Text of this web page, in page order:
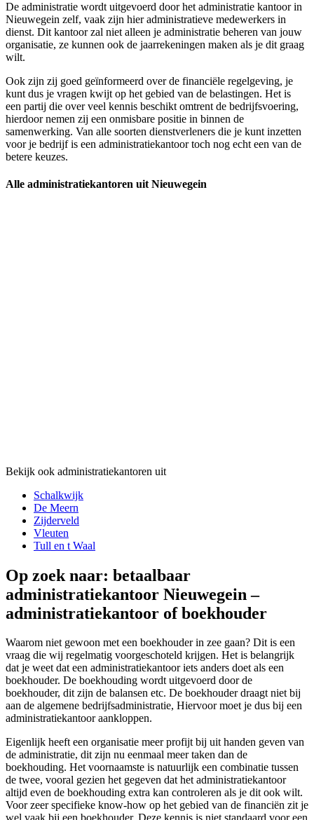
De administratie wordt uitgevoerd door het administratie kantoor in
Nieuwegein zelf, vaak zijn hier administratieve medewerkers in
dienst. Dit kantoor zal niet alleen je administratie beheren van jouw
organisatie, ze kunnen ook de jaarrekeningen maken als je dit graag
wilt.
Ook zijn zij goed geïnformeerd over de financiële regelgeving, je
kunt dus je vragen kwijt op het gebied van de belastingen. Het is
een partij die over veel kennis beschikt omtrent de bedrijfsvoering,
hierdoor nemen zij een onmisbare positie in binnen de
samenwerking. Van alle soorten dienstverleners die je kunt inzetten
voor je bedrijf is een administratiekantoor toch nog echt een van de
betere keuzes.
Alle administratiekantoren uit Nieuwegein
Bekijk ook administratiekantoren uit
Schalkwijk
De Meern
Zijderveld
Vleuten
Tull en t Waal
Op zoek naar: betaalbaar
administratiekantoor Nieuwegein –
administratiekantoor of boekhouder
Waarom niet gewoon met een boekhouder in zee gaan? Dit is een
vraag die wij regelmatig voorgeschoteld krijgen. Het is belangrijk
dat je weet dat een administratiekantoor iets anders doet als een
boekhouder. De boekhouding wordt uitgevoerd door de
boekhouder, dit zijn de balansen etc. De boekhouder draagt niet bij
aan de algemene bedrijfsadministratie, Hiervoor moet je dus bij een
administratiekantoor aankloppen.
Eigenlijk heeft een organisatie meer profijt bij uit handen geven van
de administratie, dit zijn nu eenmaal meer taken dan de
boekhouding. Het voornaamste is natuurlijk een combinatie tussen
de twee, vooral gezien het gegeven dat het administratiekantoor
altijd even de boekhouding extra kan controleren als je dit ook wilt.
Voor zeer specifieke know-how op het gebied van de financiën zit je